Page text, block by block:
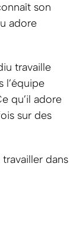
son
adore
travaille
l’équipe
qu’il adore
sur des
dans